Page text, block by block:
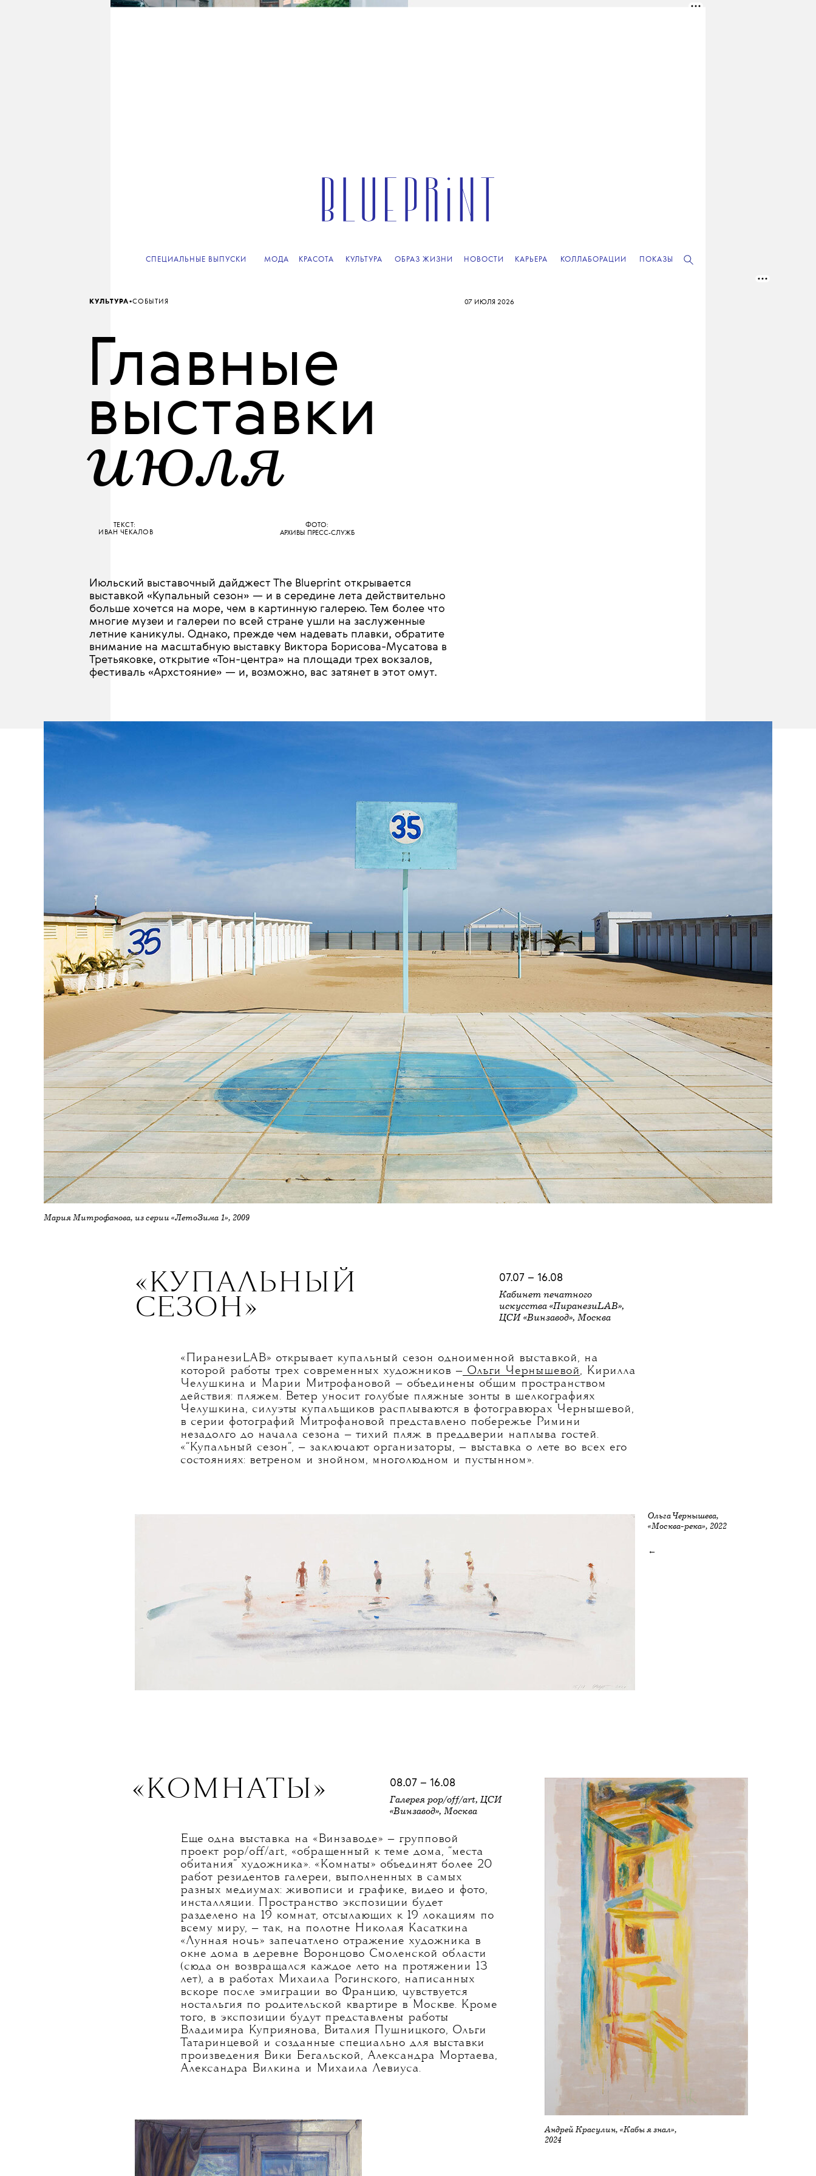
СПЕЦИАЛЬНЫЕ ВЫПУСКИ МОДА КРАСОТА КУЛЬТУРА ОБРАЗ ЖИЗНИ НОВОСТИ КАРЬЕРА КОЛЛАБОРАЦИИ ПОКАЗЫРЕКЛАМА
КУЛЬТУРА•СОБЫТИЯ 07 ИЮЛЯ 2026
Главные
выставки
июля
ФОТО:
АРХИВЫ ПРЕСС-СЛУЖБ
ТЕКСТ:
ИВАН ЧЕКАЛОВ
Июльский выставочный дайджест The Blueprint открывается
выставкой «Купальный сезон» — и в середине лета действительно
больше хочется на море, чем в картинную галерею. Тем более что
многие музеи и галереи по всей стране ушли на заслуженные
летние каникулы. Однако, прежде чем надевать плавки, обратите
внимание на масштабную выставку Виктора Борисова-Мусатова в
Третьяковке, открытие «Тон-центра» на площади трех вокзалов,
фестиваль «Архстояние» — и, возможно, вас затянет в этот омут.
Мария Митрофанова, из серии «ЛетоЗима 1», 2009
«КУПАЛЬНЫЙ
СЕЗОН»
07.07 – 16.08
Кабинет печатного
искусства «ПиранезиLAB»,
ЦСИ «Винзавод», Москва
«ПиранезиLAB» открывает купальный сезон одноименной выставкой, на
которой работы трех современных художников — Ольги Чернышевой, Кирилла
Челушкина и Марии Митрофановой — объединены общим пространством
действия: пляжем. Ветер уносит голубые пляжные зонты в шелкографиях
Челушкина, силуэты купальщиков расплываются в фотогравюрах Чернышевой,
в серии фотографий Митрофановой представлено побережье Римини
незадолго до начала сезона — тихий пляж в преддверии наплыва гостей.
«“Купальный сезон”, — заключают организаторы, — выставка о лете во всех его
состояниях: ветреном и знойном, многолюдном и пустынном».
Ольга Чернышева,
«Москва-река», 2022
←
08.07 – 16.08
Галерея pop/off/art, ЦСИ
«Винзавод», Москва
«КОМНАТЫ»
Еще одна выставка на «Винзаводе» — групповой
проект pop/off/art, «обращенный к теме дома, “места
обитания” художника». «Комнаты» объединят более 20
работ резидентов галереи, выполненных в самых
разных медиумах: живописи и графике, видео и фото,
инсталляции. Пространство экспозиции будет
разделено на 19 комнат, отсылающих к 19 локациям по
всему миру, — так, на полотне Николая Касаткина
«Лунная ночь» запечатлено отражение художника в
окне дома в деревне Воронцово Смоленской области
(сюда он возвращался каждое лето на протяжении 13
лет), а в работах Михаила Рогинского, написанных
вскоре после эмиграции во Францию, чувствуется
ностальгия по родительской квартире в Москве. Кроме
того, в экспозиции будут представлены работы
Владимира Куприянова, Виталия Пушницкого, Ольги
Татаринцевой и созданные специально для выставки
произведения Вики Бегальской, Александра Мортаева,
Александра Вилкина и Михаила Левиуса.
Андрей Красулин, «Кабы я знал»,
2024